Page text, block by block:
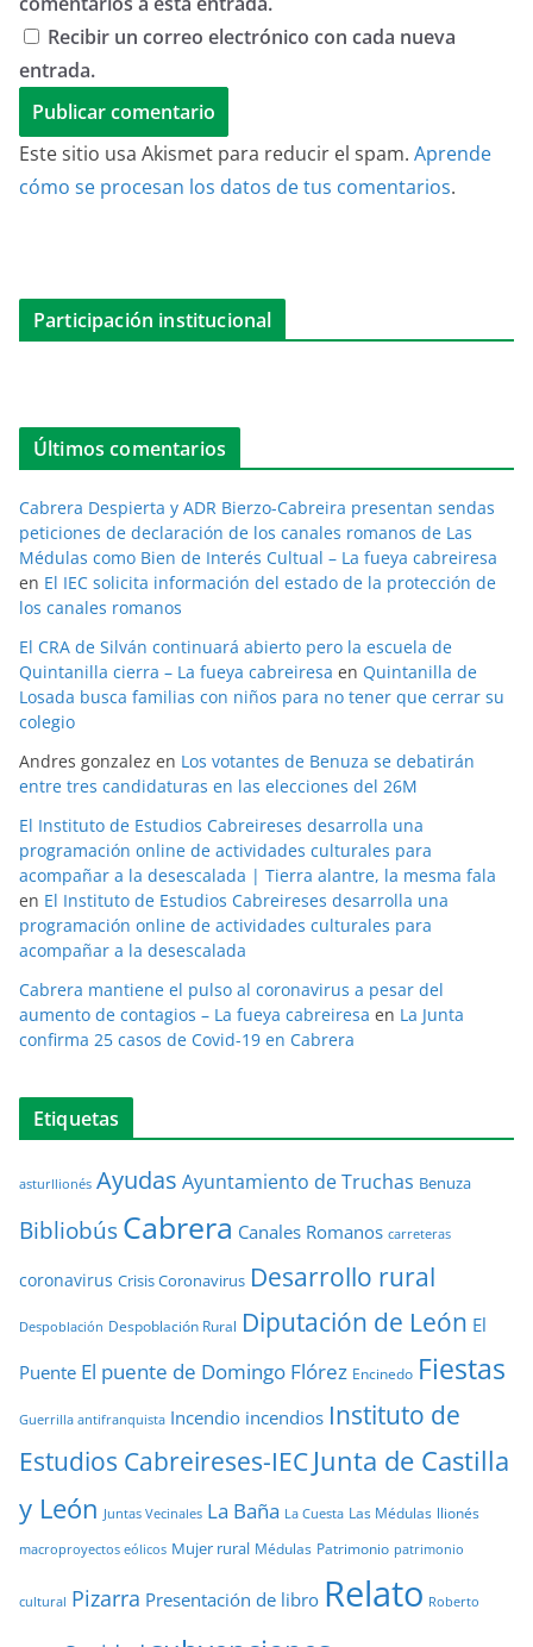
Recibir un correo electrónico con cada nueva
entrada.
Este sitio usa Akismet para reducir el spam. Aprende
cómo se procesan los datos de tus comentarios.
Participación institucional
Últimos comentarios
Cabrera Despierta y ADR Bierzo-Cabreira presentan sendas
peticiones de declaración de los canales romanos de Las
Médulas como Bien de Interés Cultual – La fueya cabreiresa
en El IEC solicita información del estado de la protección de
los canales romanos
El CRA de Silván continuará abierto pero la escuela de
Quintanilla cierra – La fueya cabreiresa en Quintanilla de
Losada busca familias con niños para no tener que cerrar su
colegio
Andres gonzalez en Los votantes de Benuza se debatirán
entre tres candidaturas en las elecciones del 26M
El Instituto de Estudios Cabreireses desarrolla una
programación online de actividades culturales para
acompañar a la desescalada | Tierra alantre, la mesma fala
en El Instituto de Estudios Cabreireses desarrolla una
programación online de actividades culturales para
acompañar a la desescalada
Cabrera mantiene el pulso al coronavirus a pesar del
aumento de contagios – La fueya cabreiresa en La Junta
confirma 25 casos de Covid-19 en Cabrera
Etiquetas
asturllionés Ayudas Ayuntamiento de Truchas Benuza
BibliobúsCabrera Canales Romanos carreteras
coronavirus Crisis Coronavirus Desarrollo rural
Despoblación Despoblación Rural Diputación de León El
Puente El puente de Domingo Flórez Encinedo Fiestas
Guerrilla antifranquista Incendio incendios Instituto de
Estudios Cabreireses-IEC Junta de Castilla
y León Juntas Vecinales La Baña La Cuesta Las Médulas llionés
macroproyectos eólicos Mujer rural Médulas Patrimonio patrimonio
cultural Pizarra Presentación de libro Relato Roberto